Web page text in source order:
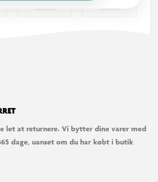
let at returnere. Vi bytter dine varer med
dage, uanset om du har købt i butik